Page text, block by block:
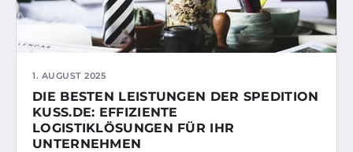
1. AUGUST 2025
DIE BESTEN LEISTUNGEN DER SPEDITION
KUSS.DE: EFFIZIENTE
LOGISTIKLÖSUNGEN FÜR IHR
UNTERNEHMEN